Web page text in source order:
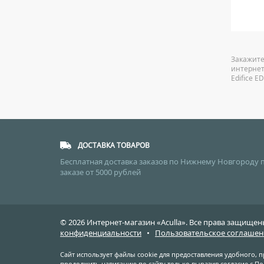
Edifice
ДОСТАВКА ТОВАРОВ
Бесплатная доставка заказов по Нижнему Новгороду
заказе от 5000 рублей
© 2026 Интернет-магазин «Aculla». Все права
конфиденциальности • Пользовательское
Сайт использует файлы cookie для предоставления